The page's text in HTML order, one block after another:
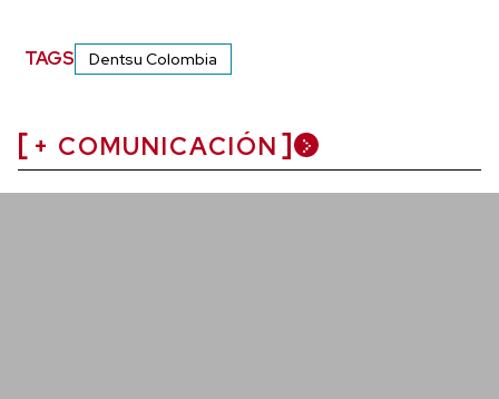
TAGS Dentsu Colombia
+ COMUNICACIÓN